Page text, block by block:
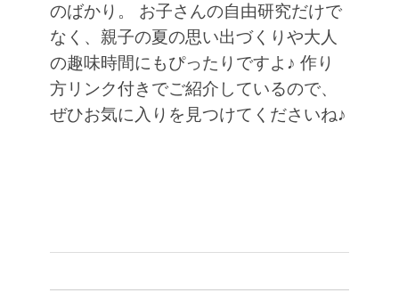
のばかり。
お子さんの自由研究だけで
なく、親子の夏の思い出づくりや大人
の趣味時間にもぴったりですよ♪ 作り
方リンク付きでご紹介しているので、
ぜひお気に入りを見つけてくださいね♪